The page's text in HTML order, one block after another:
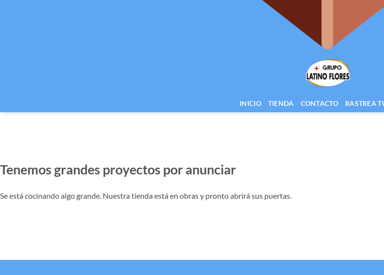
INICIO TIENDA CONTACTO RASTREA
Tenemos grandes proyectos por anunciar
Se está cocinando algo grande. Nuestra tienda está en obras y pronto abrirá sus puertas.